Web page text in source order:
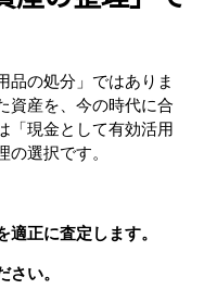
品の処分」ではありま
資産を、今の時代に合
「現金として有効活用
選択です。
正に査定します。
い。